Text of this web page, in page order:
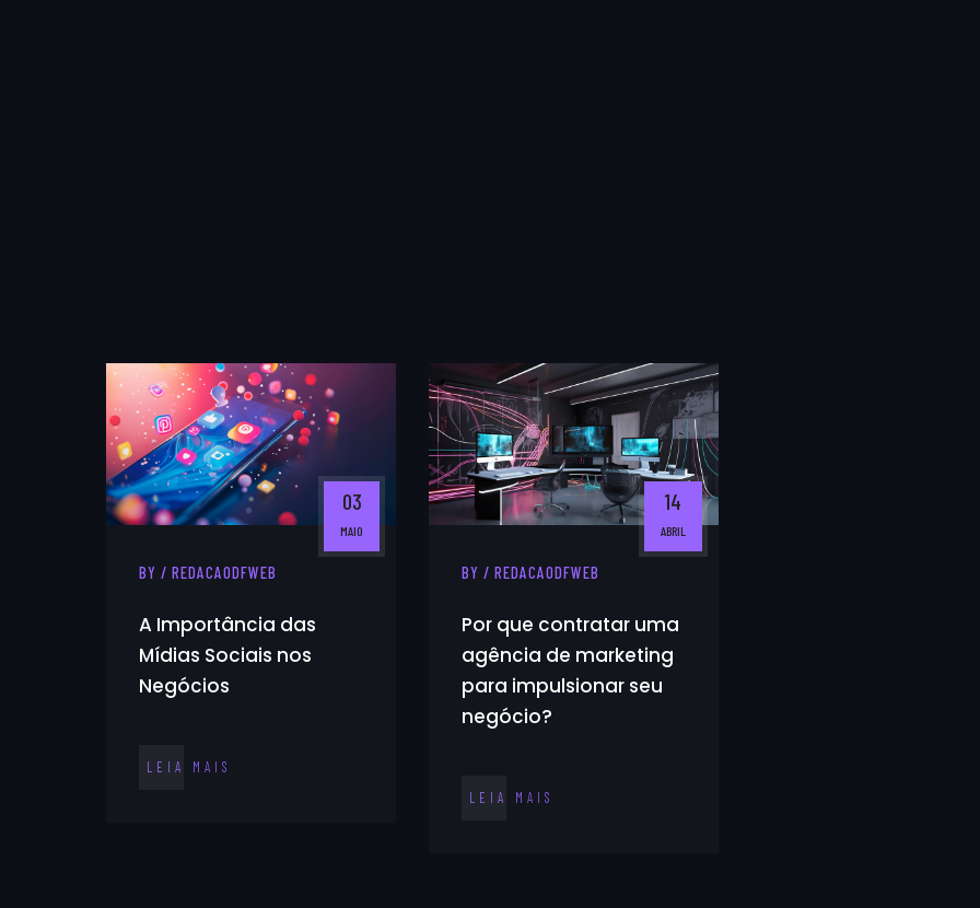
03
MAIO
BY / REDACAODFWEB
A Importância das
Mídias Sociais nos
Negócios
LEIA MAIS
14
ABRIL
BY / REDACAODFWEB
Por que contratar uma
agência de marketing
para impulsionar seu
negócio?
LEIA MAIS